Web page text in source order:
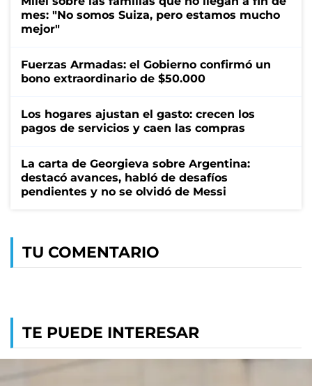
mes: "No somos Suiza, pero estamos mucho
mejor"
Fuerzas Armadas: el Gobierno confirmó un
bono extraordinario de $50.000
Los hogares ajustan el gasto: crecen los
pagos de servicios y caen las compras
La carta de Georgieva sobre Argentina:
destacó avances, habló de desafíos
pendientes y no se olvidó de Messi
TU COMENTARIO
TE PUEDE INTERESAR